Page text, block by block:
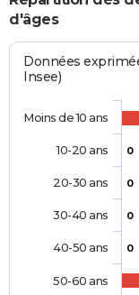
d'âges
Données
Insee)
0
0
0
0
Moins de 10 ans
10-20 ans
20-30 ans
30-40 ans
40-50 ans
50-60 ans